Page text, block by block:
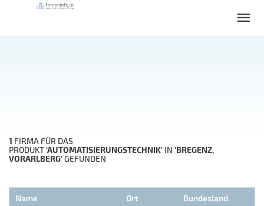
1 FIRMA FÜR DAS
PRODUKT'AUTOMATISIERUNGSTECHNIK' IN 'BREGENZ,
VORARLBERG'GEFUNDEN
Name Ort Bundesland